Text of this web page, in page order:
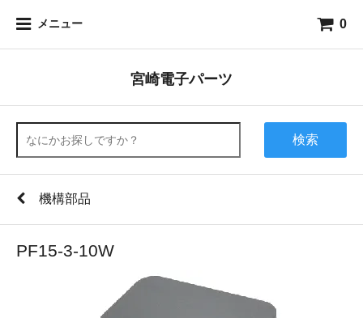
メニュー 0
宮崎電子パーツ
検索
機構部品
PF15-3-10W